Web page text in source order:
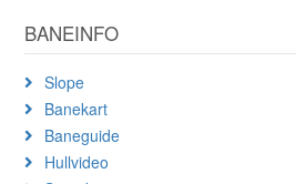
BANEINFO
Slope
Banekart
Baneguide
Hullvideo